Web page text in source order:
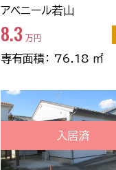
アベニール若山
8.3 万円
専有面積： 76.18 ㎡
入居済